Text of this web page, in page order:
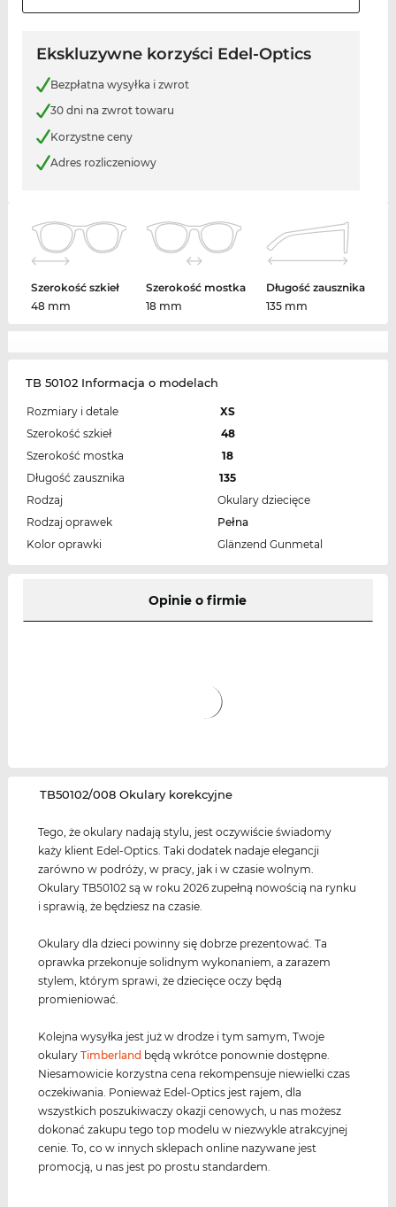
Ekskluzywne korzyści Edel-Optics
Bezpłatna wysyłka i zwrot
30 dni na zwrot towaru
Korzystne ceny
Adres rozliczeniowy
Szerokość szkieł
48 mm
Szerokość mostka
18 mm
Długość zausznika
135 mm
TB 50102 Informacja o modelach
Rozmiary i detale
XS
Szerokość szkieł
48
Szerokość mostka
18
Długość zausznika
135
Rodzaj
Okulary dziecięce
Rodzaj oprawek
Pełna
Kolor oprawki
Glänzend Gunmetal
Opinie o firmie
‌TB50102/008 Okulary korekcyjne
Tego, że okulary nadają stylu, jest oczywiście świadomy
każy klient Edel-Optics. Taki dodatek nadaje elegancji
zarówno w podróży, w pracy, jak i w czasie wolnym.
Okulary TB50102 są w roku 2026 zupełną nowością na rynku
i sprawią, że będziesz na czasie.
Okulary dla dzieci powinny się dobrze prezentować. Ta
oprawka przekonuje solidnym wykonaniem, a zarazem
stylem, którym sprawi, że dziecięce oczy będą
promieniować.
Kolejna wysyłka jest już w drodze i tym samym, Twoje
okularyTimberland będą wkrótce ponownie dostępne.
Niesamowicie korzystna cena rekompensuje niewielki czas
oczekiwania. Ponieważ Edel-Optics jest rajem, dla
wszystkich poszukiwaczy okazji cenowych, u nas możesz
dokonać zakupu tego top modelu w niezwykle atrakcyjnej
cenie. To, co w innych sklepach online nazywane jest
promocją, u nas jest po prostu standardem.